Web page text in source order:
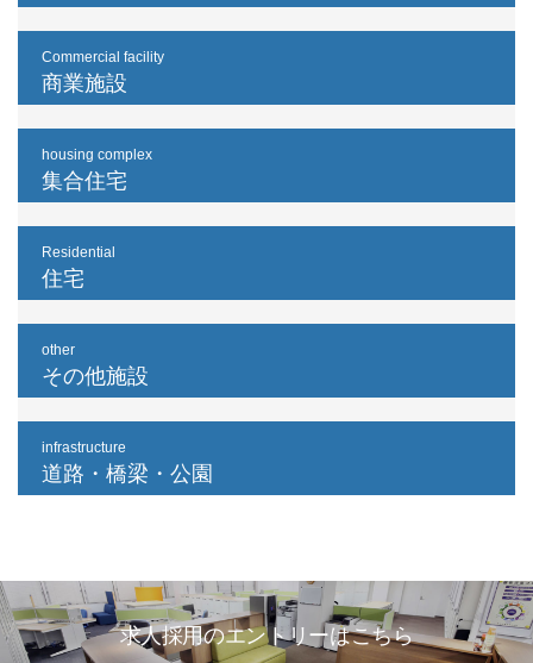
Commercial facility
商業施設
housing complex
集合住宅
Residential
住宅
other
その他施設
infrastructure
道路・橋梁・公園
求人採用のエントリーはこちら